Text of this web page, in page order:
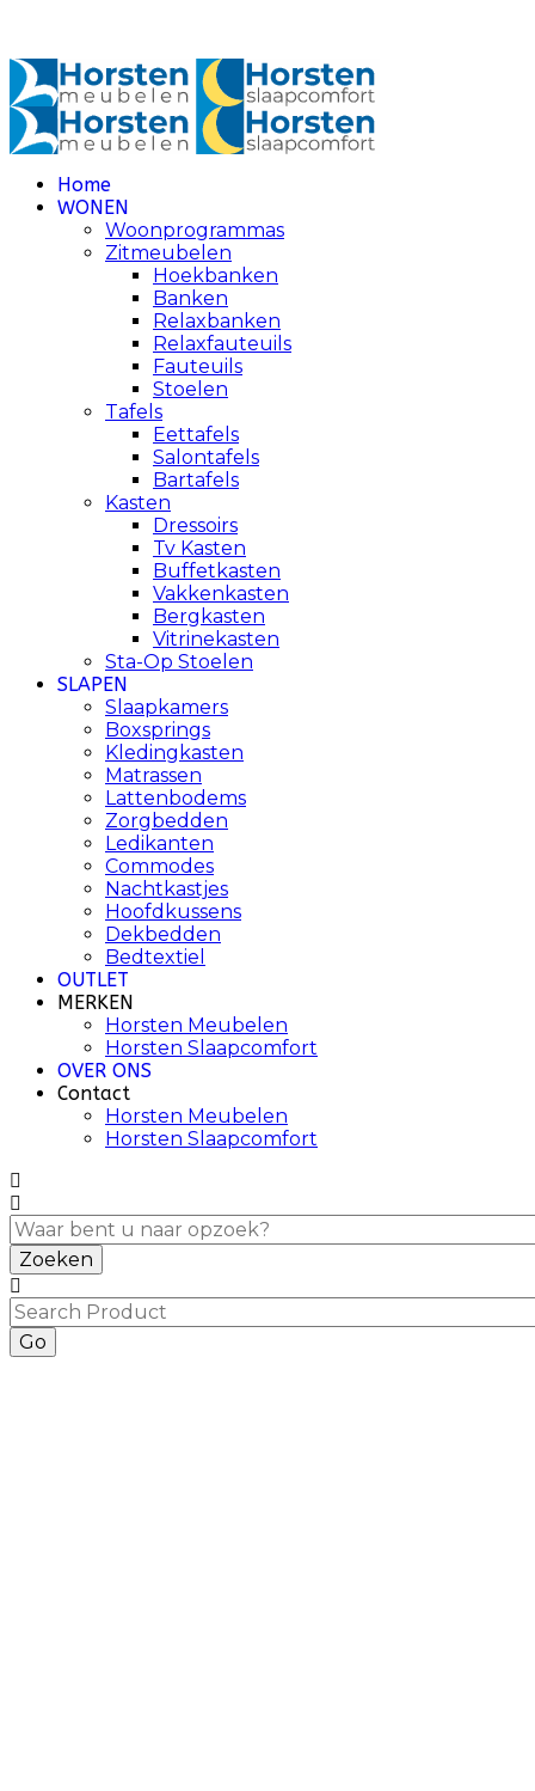
Home
WONEN
Woonprogrammas
Zitmeubelen
Hoekbanken
Banken
Relaxbanken
Relaxfauteuils
Fauteuils
Stoelen
Tafels
Eettafels
Salontafels
Bartafels
Kasten
Dressoirs
Tv Kasten
Buffetkasten
Vakkenkasten
Bergkasten
Vitrinekasten
Sta-Op Stoelen
SLAPEN
Slaapkamers
Boxsprings
Kledingkasten
Matrassen
Lattenbodems
Zorgbedden
Ledikanten
Commodes
Nachtkastjes
Hoofdkussens
Dekbedden
Bedtextiel
OUTLET
MERKEN
Horsten Meubelen
Horsten Slaapcomfort
OVER ONS
Contact
Horsten Meubelen
Horsten Slaapcomfort